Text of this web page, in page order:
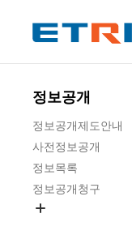
정보공개
정보공개제도안내
사전정보공개
정보목록
정보공개청구